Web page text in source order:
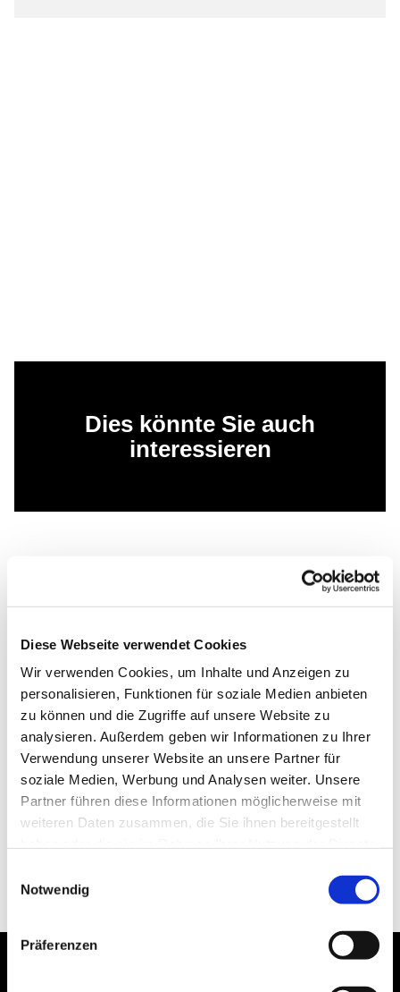
Diese Webseite verwendet Cookies
Wir verwenden Cookies, um Inhalte und Anzeigen zu
personalisieren, Funktionen für soziale Medien anbieten
zu können und die Zugriffe auf unsere Website zu
analysieren. Außerdem geben wir Informationen zu Ihrer
Verwendung unserer Website an unsere Partner für
soziale Medien, Werbung und Analysen weiter. Unsere
Partner führen diese Informationen möglicherweise mit
weiteren Daten zusammen, die Sie ihnen bereitgestellt
Notwendig
Präferenzen
Dies könnte Sie auch
interessieren